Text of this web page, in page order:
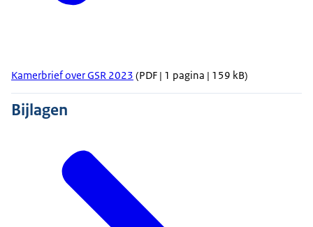
Kamerbrief over GSR 2023 (PDF | 1 pagina | 159 kB)
Bijlagen